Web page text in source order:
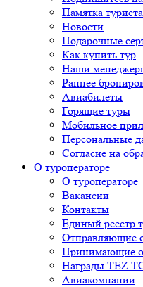
Памятка туриста
Новости
Подарочные
Как купить тур
Наши
Раннее
Авиабилеты
Горящие туры
Мобильное
Персональные
Согласие на
О туроператоре
О туроператоре
Вакансии
Контакты
Единый реестр
Отправляющие
Принимающие
Награды TEZ
Авиакомпании